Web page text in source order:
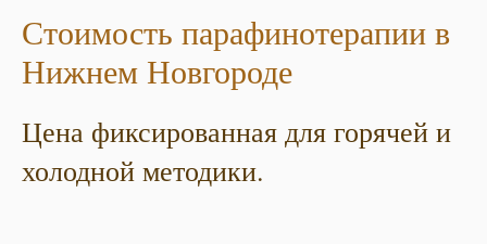
Стоимость парафинотерапии в
Нижнем Новгороде
Цена фиксированная для горячей и
холодной методики.